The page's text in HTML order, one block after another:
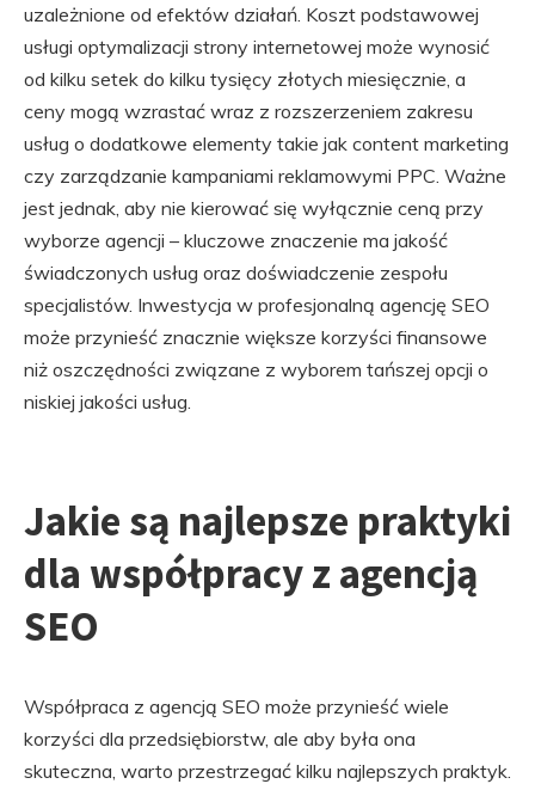
uzależnione od efektów działań. Koszt podstawowej
usługi optymalizacji strony internetowej może wynosić
od kilku setek do kilku tysięcy złotych miesięcznie, a
ceny mogą wzrastać wraz z rozszerzeniem zakresu
usług o dodatkowe elementy takie jak content marketing
czy zarządzanie kampaniami reklamowymi PPC. Ważne
jest jednak, aby nie kierować się wyłącznie ceną przy
wyborze agencji – kluczowe znaczenie ma jakość
świadczonych usług oraz doświadczenie zespołu
specjalistów. Inwestycja w profesjonalną agencję SEO
może przynieść znacznie większe korzyści finansowe
niż oszczędności związane z wyborem tańszej opcji o
niskiej jakości usług.
Jakie są najlepsze praktyki
dla współpracy z agencją
SEO
Współpraca z agencją SEO może przynieść wiele
korzyści dla przedsiębiorstw, ale aby była ona
skuteczna, warto przestrzegać kilku najlepszych praktyk.